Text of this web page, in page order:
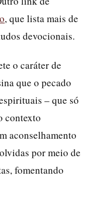
, que lista mais de
devocionais.
o caráter de
que o pecado
– que só
contexto
aconselhamento
por meio de
fomentando